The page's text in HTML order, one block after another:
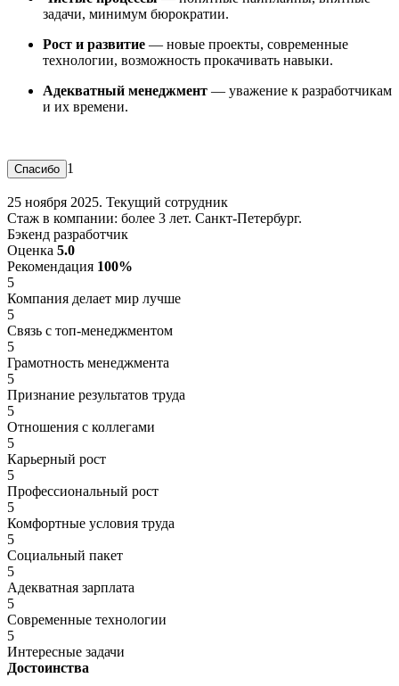
задачи, минимум бюрократии.
Рост и развитие — новые проекты, современные
технологии, возможность прокачивать навыки.
Адекватный менеджмент — уважение к разработчикам
и их времени.
1
25 ноября 2025. Текущий сотрудник
Стаж в компании: более 3 лет. Санкт-Петербург.
Бэкенд разработчик
Оценка 5.0
Рекомендация 100%
5
Компания делает мир лучше
5
Связь с топ-менеджментом
5
Грамотность менеджмента
5
Признание результатов труда
5
Отношения с коллегами
5
Карьерный рост
5
Профессиональный рост
5
Комфортные условия труда
5
Социальный пакет
5
Адекватная зарплата
5
Современные технологии
5
Интересные задачи
Достоинства